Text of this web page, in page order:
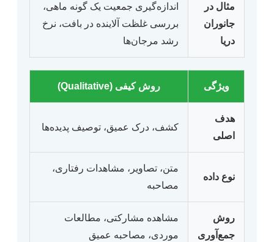
مثال در
جانوران
دریا
اندازه‌گیری جمعیت یک گونه ماهی،
بررسی غلظت آلاینده در بافت، نرخ
رشد مرجان‌ها
ویژگی روش کیفی (Qualitative)
هدف
اصلی
کشف، درک عمیق، توصیف پدیده‌ها
نوع داده
متن، تصاویر، مشاهدات رفتاری،
مصاحبه
روش
جمع‌آوری
مشاهده مشارکتی، مطالعات
موردی، مصاحبه عمیق